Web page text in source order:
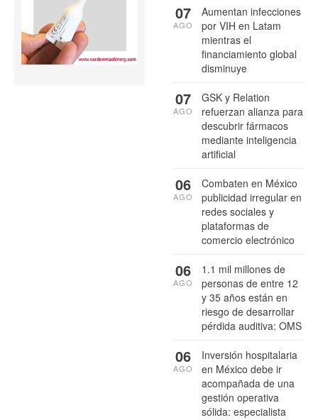
Aumentan infecciones
por VIH en Latam
mientras el
financiamiento global
disminuye
07
AGO
GSK y Relation
refuerzan alianza para
descubrir fármacos
mediante inteligencia
artificial
07
AGO
Combaten en México
publicidad irregular en
redes sociales y
plataformas de
comercio electrónico
06
AGO
1.1 mil millones de
personas de entre 12
y 35 años están en
riesgo de desarrollar
pérdida auditiva: OMS
06
AGO
Inversión hospitalaria
en México debe ir
acompañada de una
gestión operativa
sólida: especialista
06
AGO